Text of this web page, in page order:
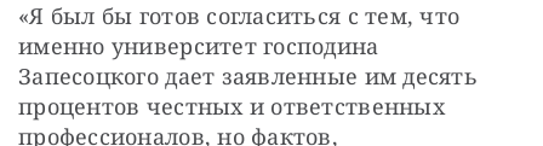
«Я был бы готов согласиться с тем, что
именно университет господина
Запесоцкого дает заявленные им десять
процентов честных и ответственных
профессионалов, но фактов,